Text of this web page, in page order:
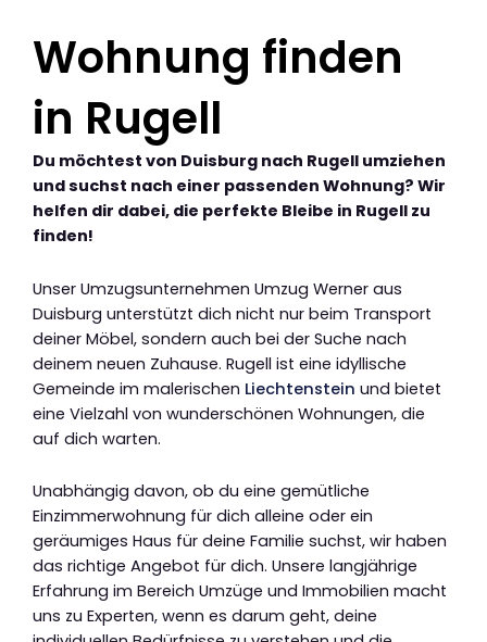
Wohnung finden
in Rugell
Du möchtest von Duisburg nach Rugell umziehen
und suchst nach einer passenden Wohnung? Wir
helfen dir dabei, die perfekte Bleibe in Rugell zu
finden!
Unser Umzugsunternehmen Umzug Werner aus
Duisburg unterstützt dich nicht nur beim Transport
deiner Möbel, sondern auch bei der Suche nach
deinem neuen Zuhause. Rugell ist eine idyllische
Gemeinde im malerischen Liechtenstein und bietet
eine Vielzahl von wunderschönen Wohnungen, die
auf dich warten.
Unabhängig davon, ob du eine gemütliche
Einzimmerwohnung für dich alleine oder ein
geräumiges Haus für deine Familie suchst, wir haben
das richtige Angebot für dich. Unsere langjährige
Erfahrung im Bereich Umzüge und Immobilien macht
uns zu Experten, wenn es darum geht, deine